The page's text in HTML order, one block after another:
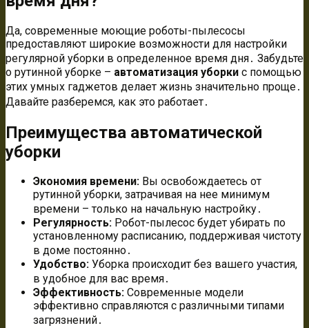
Да, современные моющие роботы-пылесосы
предоставляют широкие возможности для настройки
регулярной уборки в определенное время дня․ Забудьте
о рутинной уборке – автоматизация уборки с помощью
этих умных гаджетов делает жизнь значительно проще․
Давайте разберемся, как это работает․
Преимущества автоматической
уборки
Экономия времени: Вы освобождаетесь от
рутинной уборки, затрачивая на нее минимум
времени – только на начальную настройку․
Регулярность: Робот-пылесос будет убирать по
установленному расписанию, поддерживая чистоту
в доме постоянно․
Удобство: Уборка происходит без вашего участия,
в удобное для вас время․
Эффективность: Современные модели
эффективно справляются с различными типами
загрязнений․